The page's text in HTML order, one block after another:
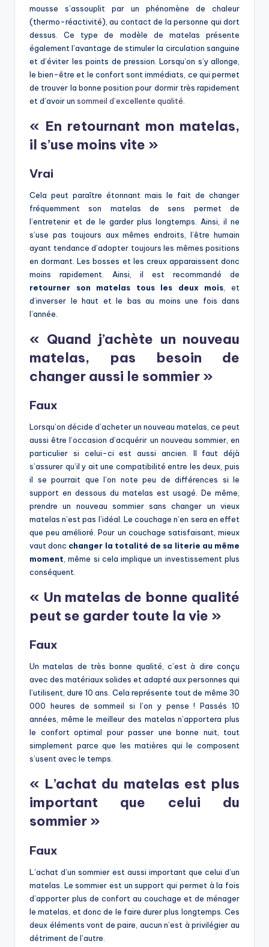
mousse s’assouplit par un phénomène de chaleur
(thermo-réactivité), au contact de la personne qui dort
dessus. Ce type de modèle de matelas présente
également l’avantage de stimuler la circulation sanguine
et d’éviter les points de pression. Lorsqu’on s’y allonge,
le bien-être et le confort sont immédiats, ce qui permet
de trouver la bonne position pour dormir très rapidement
et d’avoir un sommeil d’excellente qualité
« En retournant mon matelas,
il s’use moins vite »
Vrai
Cela peut paraître étonnant mais le fait de changer
fréquemment son matelas de sens permet de
l’entretenir et de le garder plus longtemps. Ainsi, il ne
s’use pas toujours aux mêmes endroits, l’être humain
ayant tendance d’adopter toujours les mêmes positions
en dormant. Les bosses et les creux apparaissent donc
moins rapidement. Ainsi, il est recommandé de
retourner son matelas tous les deux mois , et
d’inverser le haut et le bas au moins une fois dans
l’année.
« Quand j’achète un nouveau
matelas, pas besoin de
changer aussi le sommier »
Faux
Lorsqu’on décide d’acheter un nouveau matelas, ce peut
aussi être l’occasion d’acquérir un nouveau sommier, en
particulier si celui-ci est aussi ancien. Il faut déjà
s’assurer qu’il y ait une compatibilité entre les deux, puis
il se pourrait que l’on note peu de différences si le
support en dessous du matelas est usagé. De même,
prendre un nouveau sommier sans changer un vieux
matelas n’est pas l’idéal. Le couchage n’en sera en effet
que peu amélioré. Pour un couchage satisfaisant, mieux
vaut donc changer la totalité de sa literie au même
moment , même si cela implique un investissement plus
conséquent.
« Un matelas de bonne qualité
peut se garder toute la vie »
Faux
Un matelas de très bonne qualité, c’est à dire conçu
avec des matériaux solides et adapté aux personnes qui
l’utilisent, dure 10 ans. Cela représente tout de même 30
000 heures de sommeil si l’on y pense ! Passés 10
années, même le meilleur des matelas n’apportera plus
le confort optimal pour passer une bonne nuit, tout
simplement parce que les matières qui le composent
s’usent avec le temps.
« L’achat du matelas est plus
important que celui du
sommier »
Faux
L’achat d’un sommier est aussi important que celui d’un
matelas. Le sommier est un support qui permet à la fois
d’apporter plus de confort au couchage et de ménager
le matelas, et donc de le faire durer plus longtemps. Ces
deux éléments vont de paire, aucun n’est à privilégier au
détriment de l’autre.